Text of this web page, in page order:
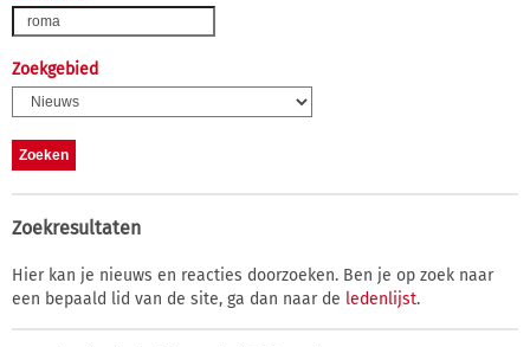
Zoekgebied
Zoekresultaten
Hier kan je nieuws en reacties doorzoeken. Ben je op zoek naar
een bepaald lid van de site, ga dan naar de ledenlijst.